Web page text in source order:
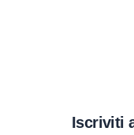
Iscriviti